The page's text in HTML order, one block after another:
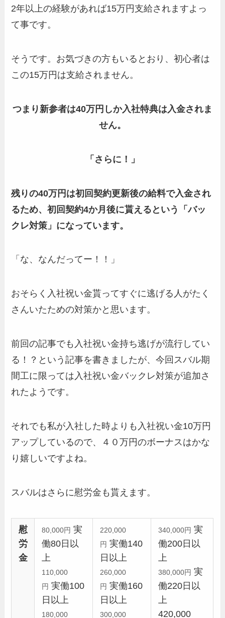
2年以上の経験があれば15万円支給されますよっ
て事です。
そうです。お気づきの方もいるとおり、初心者は
この15万円は支給されません。
つまり新参者は40万円しか入社特典は入金されま
せん。
「さらに！」
残りの40万円は初回契約更新後の給料で入金され
るため、初回契約4か月後に貰えるという「バッ
クレ対策」になっています。
「な、なんだってー！！」
おそらく入社祝い金貰ってすぐに逃げる人がたく
さんいたための対策かと思います。
前回の記事でも入社祝い金持ち逃げが流行してい
る！？という記事を書きましたが、今回スバル期
間工に限っては入社祝い金バックレ対策が追加さ
れたようです。
それでも私が入社した時よりも入社祝い金10万円
アップしているので、４０万円のボーナスはかな
り嬉しいですよね。
スバルはさらに慰労金も貰えます。
慰
労
金
80,000円 実
働80日以
上
110,000
円 実働100
日以上
180,000
220,000
円 実働140
日以上
260,000
円 実働160
日以上
300,000
340,000円 実
働200日以
上
380,000円 実
働220日以
上
420,000